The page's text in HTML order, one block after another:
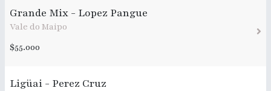
Grande Mix - Lopez Pangue
Vale do Maipo
$55.000
Ligüai - Perez Cruz